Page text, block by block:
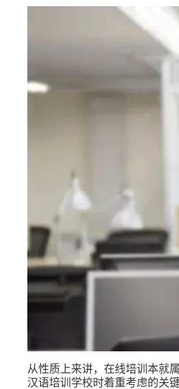
从性质上来讲，在线培训本就
汉语培训学校时着重考虑的关